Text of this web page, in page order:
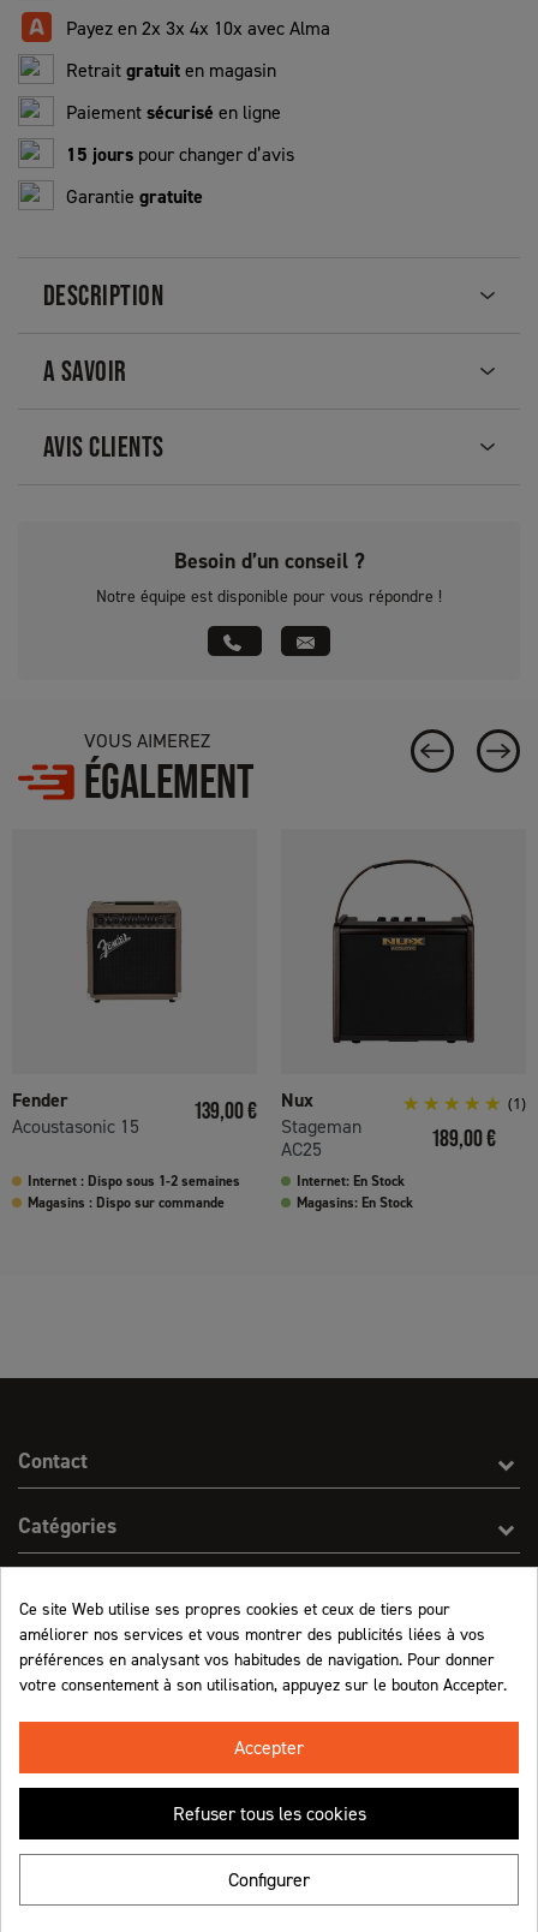
Payez en 2x 3x 4x 10x avec Alma
Retraitgratuiten magasin
Paiementsécurisé en ligne
15 jours pour changer d’avis
Garantie gratuite
DESCRIPTION
A SAVOIR
AVIS CLIENTS
Besoin d’un conseil ?
Notre équipe est disponible pour vous répondre !
VOUS AIMEREZ
ÉGALEMENT
Fender
Acoustasonic 15
Prix
139,00 €
Internet : Dispo sous 1-2 semaines
Magasins : Dispo sur commande
Nux
Stageman
AC25
(1)
Prix
189,00 €
Internet: En Stock
Magasins: En Stock
Contact
Catégories
Informations
Retrouvez-nous !
Ce site Web utilise ses propres cookies et ceux de tiers pour
améliorer nos services et vous montrer des publicités liées à vos
préférences en analysant vos habitudes de navigation. Pour donner
votre consentement à son utilisation, appuyez sur le bouton Accepter.
Accepter
Refuser tous les cookies
Configurer